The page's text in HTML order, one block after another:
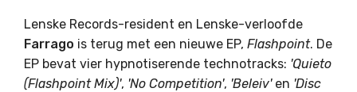
Lenske Records-resident en Lenske-verloofde
Farrago is terug met een nieuwe EP, Flashpoint. De
EP bevat vier hypnotiserende technotracks: 'Quieto
(Flashpoint Mix)', 'No Competition', 'Beleiv'en 'Disc